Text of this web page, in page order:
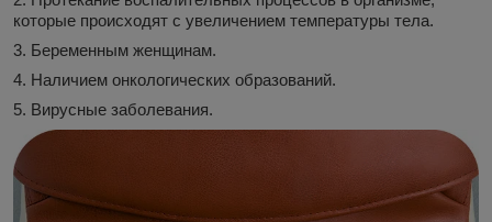
которые происходят с увеличением температуры тела.
3. Беременным женщинам.
4. Наличием онкологических образований.
5. Вирусные заболевания.